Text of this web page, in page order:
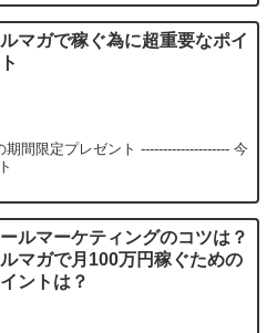
マガで稼ぐ為に超重要なポイ
間限定プレゼント -------------------- 今
ルマーケティングのコツは？
ルマガで月100万円稼ぐための
ントは？